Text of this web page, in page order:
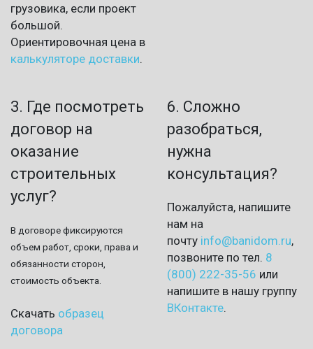
грузовика, если проект
большой.
Ориентировочная цена в
калькуляторе доставки.
3. Где посмотреть
договор на
оказание
строительных
услуг?
В договоре фиксируются
объем работ, сроки, права и
обязанности сторон,
стоимость объекта.
Скачать образец
договора
6. Сложно
разобраться,
нужна
консультация?
Пожалуйста, напишите
нам на
почту info@banidom.ru,
позвоните по тел. 8
(800) 222-35-56 или
напишите в нашу группу
ВКонтакте.